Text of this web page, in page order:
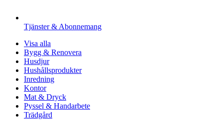
Tjänster & Abonnemang
Visa alla
Bygg & Renovera
Husdjur
Hushållsprodukter
Inredning
Kontor
Mat & Dryck
Pyssel & Handarbete
Trädgård